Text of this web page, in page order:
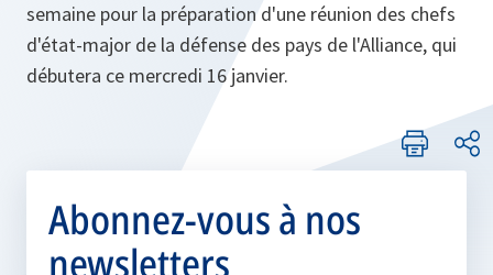
semaine pour la préparation d'une réunion des chefs
d'état-major de la défense des pays de l'Alliance, qui
débutera ce mercredi 16 janvier.
Abonnez-vous à nos
newsletters